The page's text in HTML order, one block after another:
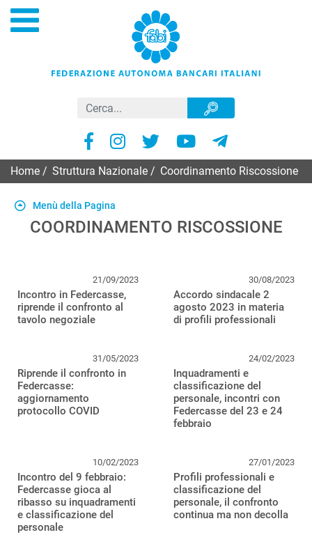
Home Struttura Nazionale Coordinamento Riscossione
Menù della Pagina
COORDINAMENTO RISCOSSIONE
21/09/2023
Incontro in Federcasse,
riprende il confronto al
tavolo negoziale
30/08/2023
Accordo sindacale 2
agosto 2023 in materia
di profili professionali
31/05/2023
Riprende il confronto in
Federcasse:
aggiornamento
protocollo COVID
24/02/2023
Inquadramenti e
classificazione del
personale, incontri con
Federcasse del 23 e 24
febbraio
10/02/2023
Incontro del 9 febbraio:
Federcasse gioca al
ribasso su inquadramenti
e classificazione del
personale
27/01/2023
Profili professionali e
classificazione del
personale, il confronto
continua ma non decolla